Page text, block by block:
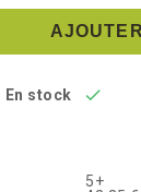
En stock 
5+